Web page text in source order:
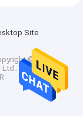
Site
© 2026
All Rights